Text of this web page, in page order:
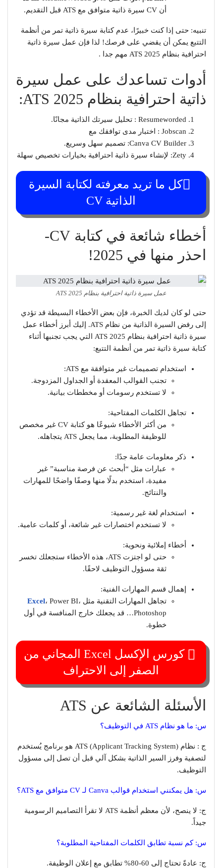
أن CV سيرة ذاتية متوافق مع ATS قبل التقديم.
تنبيه: حتى إذا كنت خبيرًا، عدم كتابة سيرة ذاتية تمر من أنظمة
التتبع يمكن أن يقضي على فرصك! لذا فإن عمل سيرة ذاتية
احترافية بنظام ATS 2025 مهم جدا .
أدوات تساعدك على عمل سيرة
ذاتية احترافية بنظام ATS 2025:
Resumeworded : تحليل سيرتك الذاتية مجانًا.
Jobscan : اختبار مدى توافقك مع
Canva CV Builder: تصميم سهل وسريع.
Zety: لإنشاء سيرة ذاتية احترافية بخيارات تخصيص سهلة
كل ما تريد معرفته لكتابة السيرة
الذاتية CV
أخطاء شائعة في كتابة CV-
احذر منها في 2025!
عمل سيرة ذاتية احترافية بنظام ATS 2025
حتى لو كان لديك الخبرة، فإن بعض الأخطاء البسيطة قد تؤدي
إلى رفض السيرة الذاتية من نظام ATS. إليك أبرز أخطاء عمل
سيرة ذاتية احترافية بنظام ATS 2025 التي يجب تجنبها أثناء
كتابة سيرة ذاتية تمر من أنظمة التتبع:
استخدام تصميمات غير متوافقة مع ATS:
تجنب القوالب المعقدة أو الجداول المزدوجة.
لا تستخدم رسومات أو مخططات بيانية.
تجاهل الكلمات المفتاحية:
من أكثر الأخطاء شيوعًا هو كتابة CV غير مخصص
للوظيفة المطلوبة، مما يجعل ATS يتجاهله.
ذكر معلومات عامة جدًا:
عبارات مثل “أبحث عن فرصة مناسبة” غير
مفيدة، استخدم بدلًا منها وصفًا واضحًا للمهارات
والنتائج.
استخدام لغة غير رسمية:
لا تستخدم اختصارات غير شائعة، أو كلمات عامية.
أخطاء إملائية ونحوية:
حتى لو اجتزت ATS، هذه الأخطاء ستجعلك تخسر
ثقة مسؤول التوظيف لاحقًا.
إهمال قسم المهارات الفنية:
تجاهل المهارات التقنية مثل
Excel، Power BI،
Photoshop… قد يجعلك خارج المنافسة في أول
خطوة.
كورس الإكسل Excel المجاني من
الصفر إلى الاحتراف
الأسئلة الشائعة عن ATS
س: ما هو نظام ATS في التوظيف؟
ج : نظام ATS (Applicant Tracking System) هو برنامج يُستخدم
لتصفية وفرز السير الذاتية بشكل آلي قبل أن تصل إلى مسؤول
التوظيف.
س: هل يمكنني استخدام قوالب Canva لـ CV متوافق مع ATS؟
ج: لا ينصح، لأن معظم أنظمة ATS لا تقرأ التصاميم الرسومية
جيداً.
س: كم نسبة تطابق الكلمات المفتاحية المطلوبة؟
ج: عادةً تحتاج إلى 60-80% تطابق مع إعلان الوظيفة.